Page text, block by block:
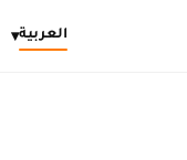
العربية▾